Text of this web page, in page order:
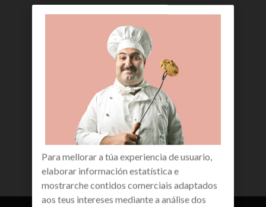
Para mellorar a túa experiencia de usuario,
elaborar información estatística e
mostrarche contidos comerciais adaptados
aos teus intereses mediante a análise dos